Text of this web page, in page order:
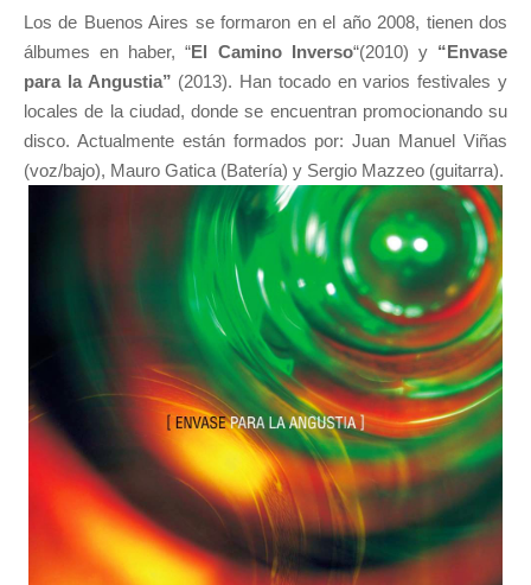
Los de Buenos Aires se formaron en el año 2008, tienen dos
álbumes en haber, “El Camino Inverso“(2010) y“Envase
para la Angustia” (2013). Han tocado en varios festivales y
locales de la ciudad, donde se encuentran promocionando su
disco. Actualmente están formados por: Juan Manuel Viñas
(voz/bajo), Mauro Gatica (Batería) y Sergio Mazzeo (guitarra).